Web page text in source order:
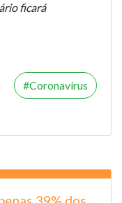
ficará
Coronavírus